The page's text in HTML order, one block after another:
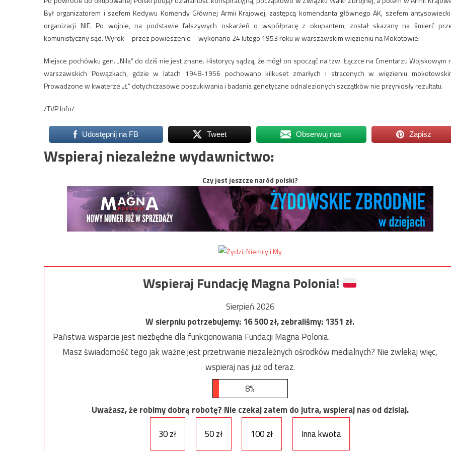
Był organizatorem i szefem Kedywu Komendy Głównej Armii Krajowej, zastępcą komendanta głównego AK, szefem
organizacji NIE. Po wojnie, na podstawie fałszywych oskarżeń o współpracę z okupantem, został skazany na śmierć
komunistyczny sąd. Wyrok – przez powieszenie – wykonano 24 lutego 1953 roku w warszawskim więzieniu na Mokotowie.
Miejsce pochówku gen. „Nila” do dziś nie jest znane. Historycy sądzą, że mógł on spocząć na tzw. Łączce na Cmentarzu Wojskowym
warszawskich Powązkach, gdzie w latach 1948-1956 pochowano kilkuset zmarłych i straconych w więzieniu
Prowadzone w kwaterze „Ł” dotychczasowe poszukiwania i badania genetyczne odnalezionych szczątków nie przyniosły rezultatu.
/TVP Info/
Udostępnij na FB Tweet Obserwuj nas Zapisz
Wspieraj niezależne wydawnictwo:
Czy jest jeszcze naród polski?
Wspieraj Fundację Magna Polonia!
Sierpień 2026
W sierpniu potrzebujemy:16 500zł, zebraliśmy:1351 zł.
Państwa wsparcie jest niezbędne dla funkcjonowania Fundacji Magna Polonia.
Masz świadomość tego jak ważne jest przetrwanie niezależnych ośrodków medialnych? Nie zwlekaj więc,
wspieraj nas już od teraz.
8%
Uważasz, że robimy dobrą robotę? Nie czekaj zatem do jutra, wspieraj nas od dzisiaj.
30 zł
50 zł 100 zł Inna kwota